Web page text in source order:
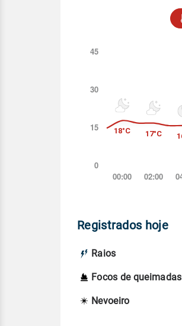
Registrados hoje
Raios
Focos de queimadas
Nevoeiro